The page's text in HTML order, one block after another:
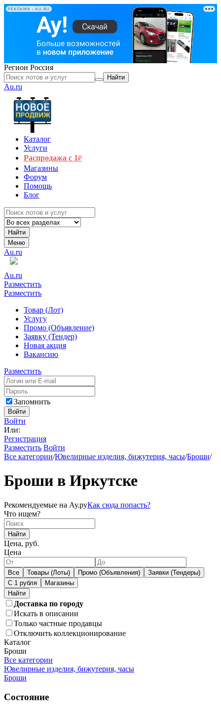
РЕКЛАМА • AU.RU
Регион Россия
Найти
Au.ru
Каталог
Услуги
Распродажа с 1₽
Магазины
Форум
Помощь
Блог
Найти
Меню
Au.ru
Au.ru
Разместить
Разместить
Товар (Лот)
Услугу
Промо (Объявление)
Заявку (Тендер)
Новая акция
Вакансию
Разместить
Запомнить
Войти
Войти
Или:
Регистрация
Разместить Войти
Все категории/Ювелирные изделия, бижутерия, часы/Броши/
Броши в Иркутске
Рекомендуемые на Ау.руКак сюда попасть?
Что ищем?
Найти
Цена, руб.
Цена
Все Товары (Лоты) Промо (Объявления)
Заявки (Тендеры)
С 1 рубля
Магазины
Доставка по городу
Искать в описании
Только частные продавцы
Отключить коллекционирование
Каталог
Броши
Все категории
Ювелирные изделия, бижутерия, часы
Броши
Состояние